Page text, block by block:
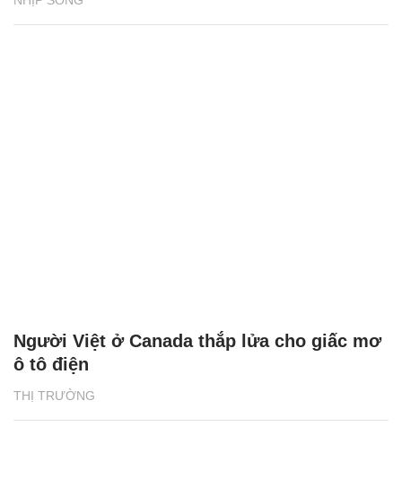
THỊ TRƯỜNG
Người Việt ở Canada thắp lửa cho giấc mơ
ô tô điện